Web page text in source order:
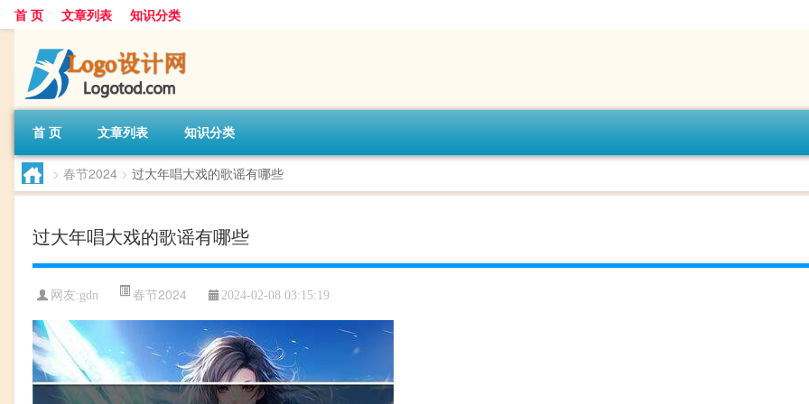
首 页 文章列表 知识分类
首 页 文章列表 知识分类
> 春节2024 > 过大年唱大戏的歌谣有哪些
过大年唱大戏的歌谣有哪些
网友:gdn 春节2024 2024-02-08 03:15:19